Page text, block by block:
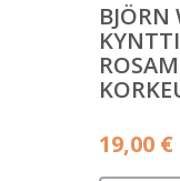
19,00 €